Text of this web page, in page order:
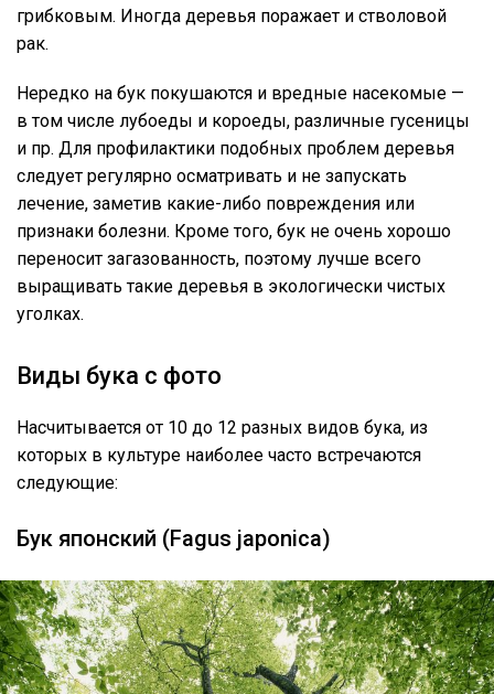
грибковым. Иногда деревья поражает и стволовой
рак.
Нередко на бук покушаются и вредные насекомые —
в том числе лубоеды и короеды, различные гусеницы
и пр. Для профилактики подобных проблем деревья
следует регулярно осматривать и не запускать
лечение, заметив какие-либо повреждения или
признаки болезни. Кроме того, бук не очень хорошо
переносит загазованность, поэтому лучше всего
выращивать такие деревья в экологически чистых
уголках.
Виды бука с фото
Насчитывается от 10 до 12 разных видов бука, из
которых в культуре наиболее часто встречаются
следующие:
Бук японский (Fagus japonica)